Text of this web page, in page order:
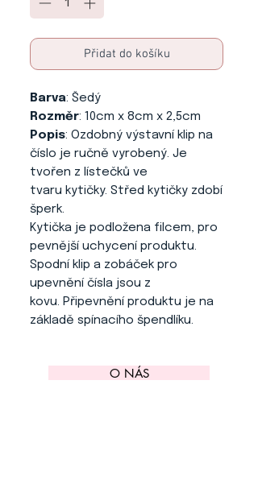
Přidat do košíku
Barva: Šedý
Rozměr: 10cm x 8cm x 2,5cm
Popis: Ozdobný výstavní klip na
číslo je ručně vyrobený. Je
tvořen z lístečků ve
tvaru kytičky. Střed kytičky zdobí
šperk.
Kytička je podložena filcem, pro
pevnější uchycení produktu.
Spodní klip a zobáček pro
upevnění čísla jsou z
kovu. Připevnění produktu je na
základě spínacího špendlíku.
O NÁS